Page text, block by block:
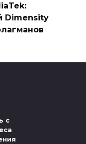
Dimensity
с